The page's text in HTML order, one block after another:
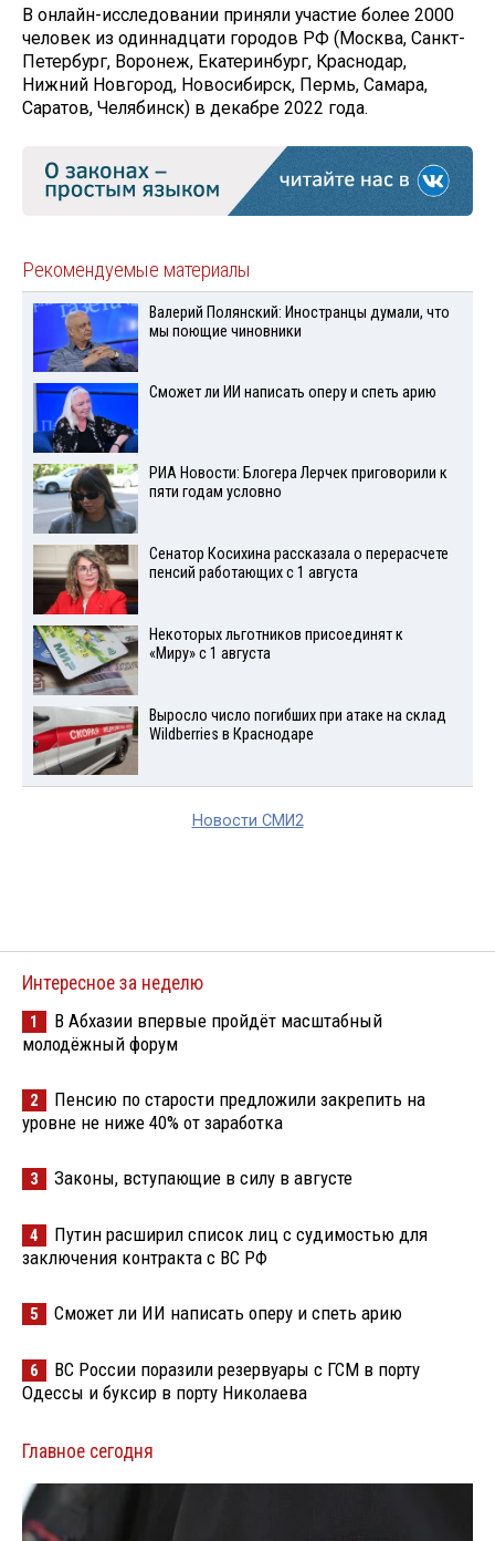
В онлайн-исследовании приняли участие более 2000
человек из одиннадцати городов РФ (Москва, Санкт-
Петербург, Воронеж, Екатеринбург, Краснодар,
Нижний Новгород, Новосибирск, Пермь, Самара,
Саратов, Челябинск) в декабре 2022 года.
Рекомендуемые материалы
Валерий Полянский: Иностранцы думали, что
мы поющие чиновники
Сможет ли ИИ написать оперу и спеть арию
РИА Новости: Блогера Лерчек приговорили к
пяти годам условно
Сенатор Косихина рассказала о перерасчете
пенсий работающих с 1 августа
Некоторых льготников присоединят к
«Миру» с 1 августа
Выросло число погибших при атаке на склад
Wildberries в Краснодаре
Новости СМИ2
Интересное за неделю
1
В Абхазии впервые пройдёт масштабный
молодёжный форум
2
Пенсию по старости предложили закрепить на
уровне не ниже 40% от заработка
3 Законы, вступающие в силу в августе
4
Путин расширил список лиц с судимостью для
заключения контракта с ВС РФ
5 Сможет ли ИИ написать оперу и спеть арию
6
ВС России поразили резервуары с ГСМ в порту
Одессы и буксир в порту Николаева
Главное сегодня